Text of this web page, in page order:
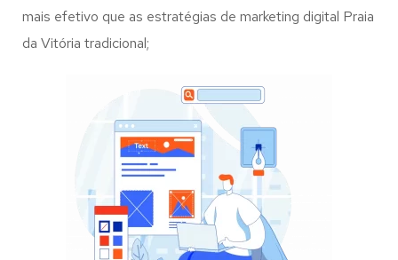
mais efetivo que as estratégias de marketing digital Praia
da Vitória tradicional;